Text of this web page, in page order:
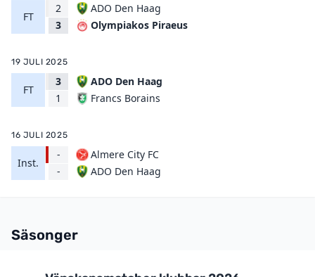
FT
2
3
ADO Den Haag
Olympiakos Piraeus
19 JULI 2025
FT
3
1
ADO Den Haag
Francs Borains
16 JULI 2025
Inst.
-
-
Almere City FC
ADO Den Haag
Säsonger